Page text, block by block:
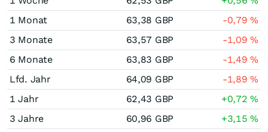
1 Monat
63,38 GBP -0,79%
3 Monate
63,57 GBP -1,09%
6 Monate
63,83 GBP -1,49%
Lfd. Jahr
64,09 GBP -1,89%
1 Jahr
62,43 GBP +0,72%
3 Jahre
60,96 GBP +3,15%